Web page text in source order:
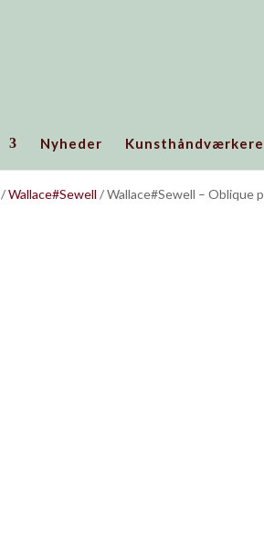
Nyheder Kunsthåndværkere
/Wallace#Sewell / Wallace#Sewell –